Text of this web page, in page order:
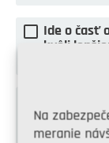
Na
meranie
Ide o časť
kvôli
muriva,
otvormi.